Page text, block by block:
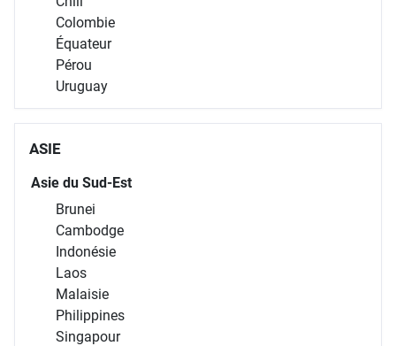
Colombie
Équateur
Pérou
Uruguay
ASIE
Asie du Sud-Est
Brunei
Cambodge
Indonésie
Laos
Malaisie
Philippines
Singapour